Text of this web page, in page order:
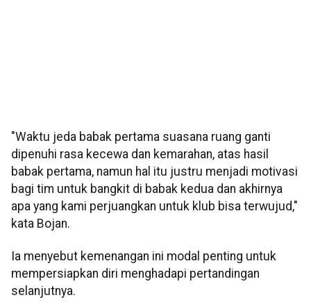
"Waktu jeda babak pertama suasana ruang ganti
dipenuhi rasa kecewa dan kemarahan, atas hasil
babak pertama, namun hal itu justru menjadi motivasi
bagi tim untuk bangkit di babak kedua dan akhirnya
apa yang kami perjuangkan untuk klub bisa terwujud,"
kata Bojan.
Ia menyebut kemenangan ini modal penting untuk
mempersiapkan diri menghadapi pertandingan
selanjutnya.